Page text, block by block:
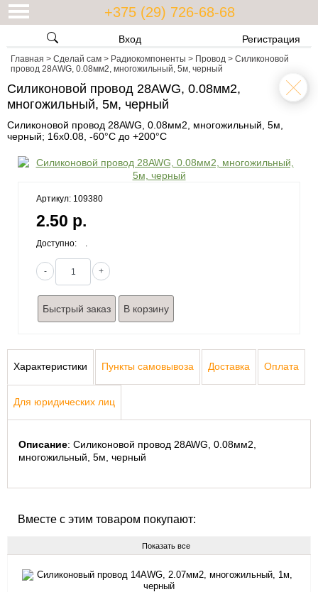
+375 (29) 726-68-68
Вход Регистрация
Главная > Сделай сам > Радиокомпоненты > Провод > Силиконовой
провод 28AWG, 0.08мм2, многожильный, 5м, черный
Силиконовой провод 28AWG, 0.08мм2,
многожильный, 5м, черный
Силиконовой провод 28AWG, 0.08мм2, многожильный, 5м,
черный; 16x0.08, -60°C до +200°С
Артикул: 109380
2.50 р.
Доступно: .
- +
Быстрый заказ
Характеристики Пункты самовывоза Доставка Оплата
Для юридических лиц
Описание: Силиконовой провод 28AWG, 0.08мм2,
многожильный, 5м, черный
Вместе с этим товаром покупают:
Показать все